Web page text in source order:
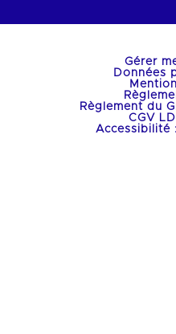
Gérer
Données
Règlement du
CGV
Accessibilité